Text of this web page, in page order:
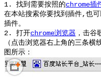
1. 找到需要按照的chrome插
在本站搜索你要找到插件,也
插件。
2. 打开chrome浏览器 ， 击谷
（点击浏览器右上角的三条横
图所示：